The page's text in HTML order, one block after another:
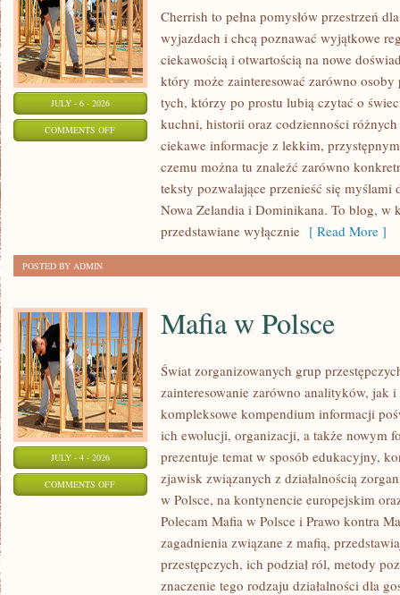
JULY - 6 - 2026
COMMENTS OFFON
Cherrish to pełna pomysłów przestrzeń
wyjazdach i chcą poznawać wyjątkowe
ciekawością i otwartością na nowe
który może zainteresować zarówno
tych, którzy po prostu lubią czytać o
kuchni, historii oraz codzienności
ciekawe informacje z lekkim,
czemu można tu znaleźć zarówno
teksty pozwalające przenieść się myślami
Nowa Zelandia i Dominikana. To blog, w
przedstawiane wyłącznie [ Read More ]
POSTED BY ADMIN
JULY - 4 - 2026
COMMENTS OFFON
Mafia w Polsce
Świat zorganizowanych grup
zainteresowanie zarówno analityków, jak
kompleksowe kompendium informacji
ich ewolucji, organizacji, a także nowym
prezentuje temat w sposób edukacyjny,
zjawisk związanych z działalnością
w Polsce, na kontynencie europejskim
Polecam Mafia w Polsce i Prawo kontra
zagadnienia związane z mafią,
przestępczych, ich podział ról, metody
znaczenie tego rodzaju działalności dla